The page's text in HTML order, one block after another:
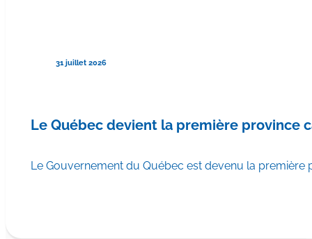
31 juillet 2026
Le Québec devient la première province
Le Gouvernement du Québec est devenu la première